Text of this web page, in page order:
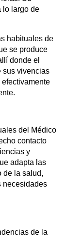
lo largo de
habituales de
se produce
donde el
sus vivencias
del Médico
contacto
y
adapta las
de la salud,
necesidades
de la